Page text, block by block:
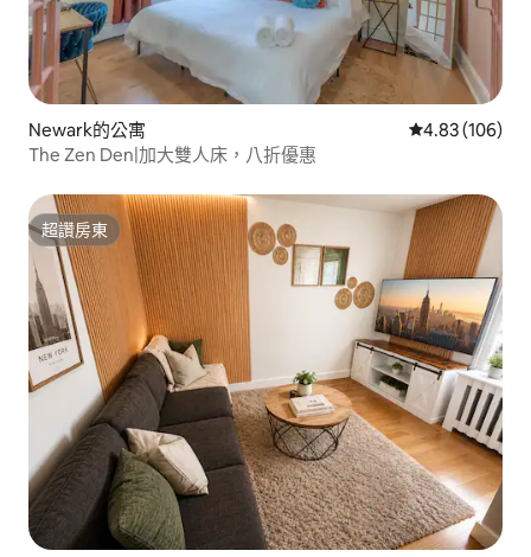
Newark的公寓 從 106 則評價
4.83 (106)
The Zen Den|加大雙人床，八折優惠
超讚房東
超讚房東